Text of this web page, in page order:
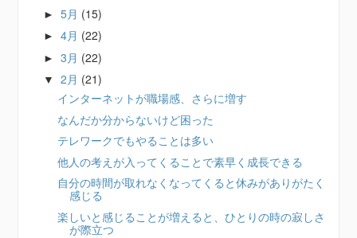
►5月 (15)
►4月 (22)
►3月 (22)
▼2月 (21)
インターネットが職場感、さらに増す
なんだか分からないけど困った
テレワークでもやることは多い
他人の考えが入ってくることで素早く成長できる
自分の時間が取れなくなってくると休みがありがたく
感じる
楽しいと感じることが増えると、ひとりの時の寂しさ
が際立つ